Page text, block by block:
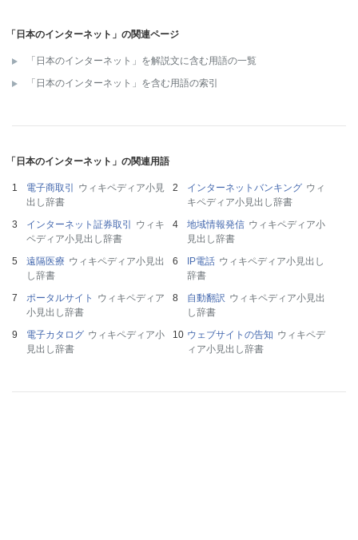
「日本のインターネット」の関連ページ
「日本のインターネット」を解説文に含む用語の一覧
「日本のインターネット」を含む用語の索引
「日本のインターネット」の関連用語
電子商取引 ウィキペディア小見
出し辞書
インターネットバンキング ウィ
キペディア小見出し辞書
インターネット証券取引 ウィキ
ペディア小見出し辞書
地域情報発信 ウィキペディア小
見出し辞書
遠隔医療 ウィキペディア小見出
し辞書
IP電話 ウィキペディア小見出し
辞書
ポータルサイト
ウィキペディア
小見出し辞書
自動翻訳 ウィキペディア小見出
し辞書
電子カタログ ウィキペディア小
見出し辞書
ウェブサイトの告知 ウィキペデ
ィア小見出し辞書